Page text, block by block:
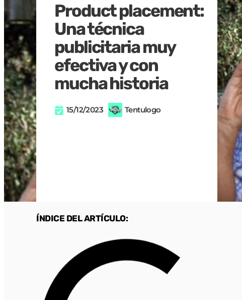
Product placement:
Una técnica
publicitaria muy
efectiva y con
mucha historia
15/12/2023 Tentulogo
ÍNDICE DEL ARTÍCULO: